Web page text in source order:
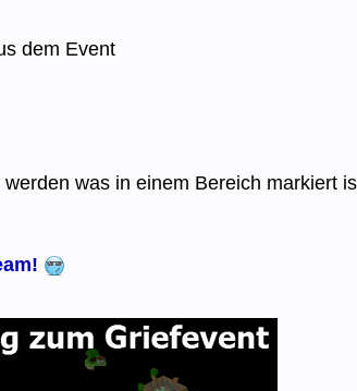
dem Event
werden was in einem Bereich markiert